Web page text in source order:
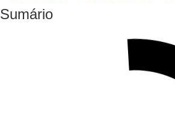
Sumário